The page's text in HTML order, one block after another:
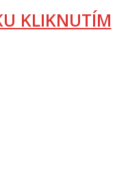
KLIKNUTÍM